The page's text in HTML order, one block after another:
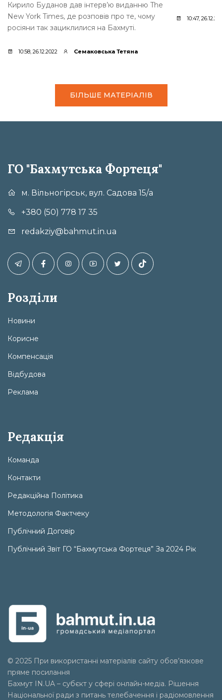
Кирило Буданов дав інтерв’ю виданню The
New York Times, де розповів про те, чому
росіяни так зациклилися на Бахмуті.
10:58, 26.12.2022 Семаковська Тетяна
10:47,
БІЛЬШЕ МАТЕРІАЛІВ
ГО "Бахмутська Фортеця"
м. Вільногірськ, вул. Садова 15/а
+380 (50) 778 17 35
redakziy@bahmut.in.ua
Розділи
Новини
Корисне
Компенсація
Відбудова
Реклама
Редакція
Команда
Контакти
Редакційна Політика
Методологія Фактчеку
Публічний Договір
Публічний Звіт ГО “Бахмутська Фортеця” За 2024 Рік
© 2025 При використанні матеріалів сайту обов’язкове
пряме посилання
Бахмут IN.UA – субєкт у сфері онлайн-медіа. Рішення
Національної ради з питань телебачення і радіомовлення